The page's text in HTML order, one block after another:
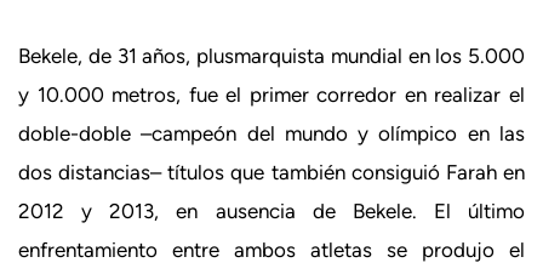
Bekele, de 31 años, plusmarquista mundial en los 5.000
y 10.000 metros, fue el primer corredor en realizar el
doble-doble –campeón del mundo y olímpico en las
dos distancias– títulos que también consiguió Farah en
2012 y 2013, en ausencia de Bekele. El último
enfrentamiento entre ambos atletas se produjo el